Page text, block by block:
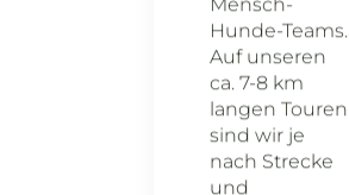
Hunde-Teams.
Auf unseren
ca. 7-8 km
langen Touren
sind wir je
nach Strecke
und